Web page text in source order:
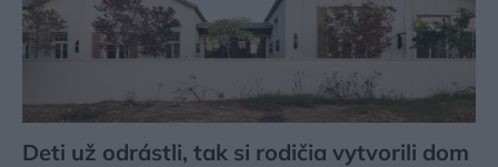
Deti už odrástli, tak si rodičia vytvorili dom